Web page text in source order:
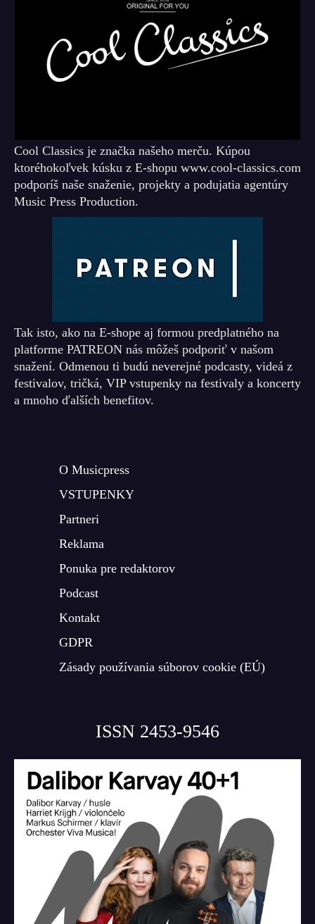
Cool Classics je značka našeho merču. Kúpou
ktoréhokoľvek kúsku z E-shopu www.cool-classics.com
podporíš naše snaženie, projekty a podujatia agentúry
Music Press Production.
Tak isto, ako na E-shope aj formou predplatného na
platforme PATREON nás môžeš podporiť v našom
snažení. Odmenou ti budú neverejné podcasty, videá z
festivalov, tričká, VIP vstupenky na festivaly a koncerty
a mnoho ďalších benefitov.
O Musicpress
VSTUPENKY
Partneri
Reklama
Ponuka pre redaktorov
Podcast
Kontakt
GDPR
Zásady používania súborov cookie (EÚ)
ISSN 2453-9546